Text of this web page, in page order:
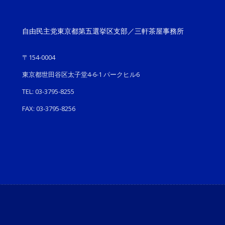
自由民主党東京都第五選挙区支部／三軒茶屋事務所
〒154-0004
東京都世田谷区太子堂4-6-1 パークヒル6
TEL: 03-3795-8255
FAX: 03-3795-8256